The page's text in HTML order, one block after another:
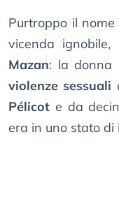
Purtroppo il
vicenda
Mazan: la donna
violenze sessuali
Pélicot e da
era in uno stato di